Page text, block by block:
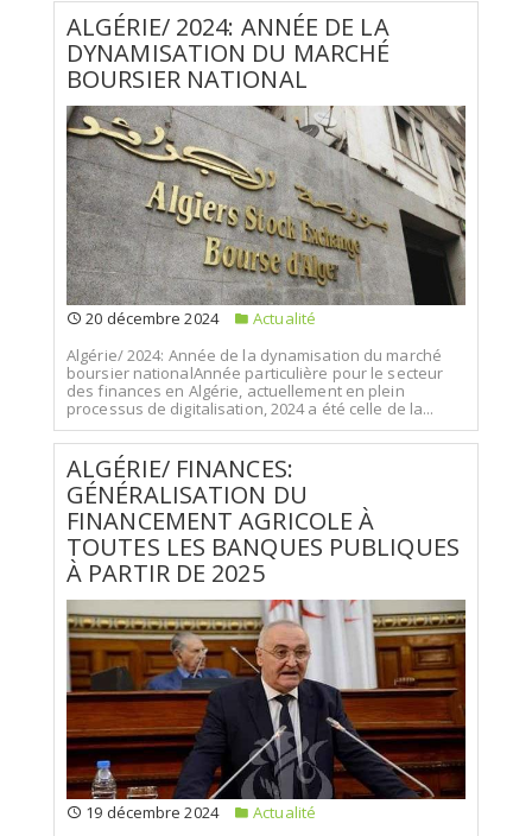
ALGÉRIE/ 2024: ANNÉE DE LA
DYNAMISATION DU MARCHÉ
BOURSIER NATIONAL
20 décembre 2024
Actualité
Algérie/ 2024: Année de la dynamisation du marché
boursier nationalAnnée particulière pour le secteur
des finances en Algérie, actuellement en plein
processus de digitalisation, 2024 a été celle de la...
ALGÉRIE/ FINANCES:
GÉNÉRALISATION DU
FINANCEMENT AGRICOLE À
TOUTES LES BANQUES PUBLIQUES
À PARTIR DE 2025
19 décembre 2024
Actualité